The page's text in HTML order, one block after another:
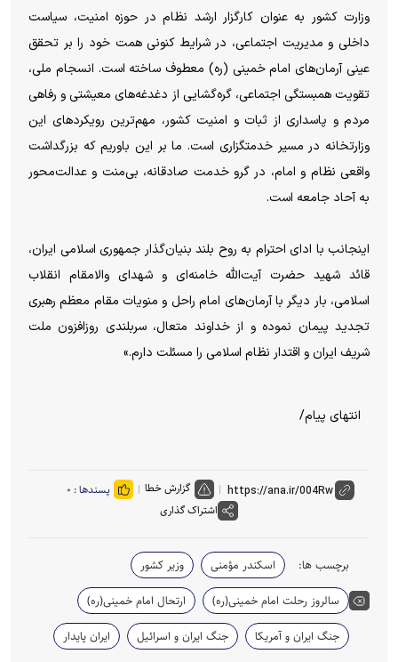
وزارت کشور به عنوان کارگزار ارشد نظام در حوزه امنیت، سیاست
داخلی و مدیریت اجتماعی، در شرایط کنونی همت خود را بر تحقق
عینی آرمان‌های امام خمینی (ره) معطوف ساخته است. انسجام ملی،
تقویت همبستگی اجتماعی، گره‌گشایی از دغدغه‌های معیشتی و رفاهی
مردم و پاسداری از ثبات و امنیت کشور، مهم‌ترین رویکردهای این
وزارتخانه در مسیر خدمتگزاری است. ما بر این باوریم که بزرگداشت
واقعی نظام و امام، در گرو خدمت صادقانه، بی‌منت و عدالت‌محور
به آحاد جامعه است.
اینجانب با ادای احترام به روح بلند بنیان‌گذار جمهوری اسلامی ایران،
قائد شهید حضرت آیت‌الله خامنه‌ای و شهدای والامقام انقلاب
اسلامی، بار دیگر با آرمان‌های امام راحل و منویات مقام معظم رهبری
تجدید پیمان نموده و از خداوند متعال، سربلندی روزافزون ملت
شریف ایران و اقتدار نظام اسلامی را مسئلت دارم.»
انتهای پیام/
گزارش خطا پسندها : ۰
اشتراک گذاری
برچسب ها: اسکندر مؤمنی
وزیر کشور
سالروز رحلت امام خمینی(ره)
ارتحال امام خمینی(ره)
جنگ ایران و آمریکا
جنگ ایران و اسرائیل ایران پایدار